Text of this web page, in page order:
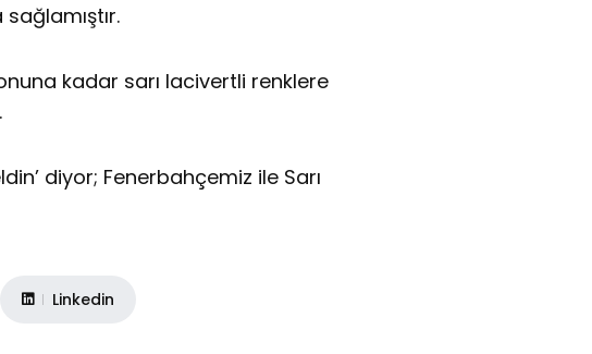
kadar sarı lacivertli renklere
diyor; Fenerbahçemiz ile Sarı
Linkedin